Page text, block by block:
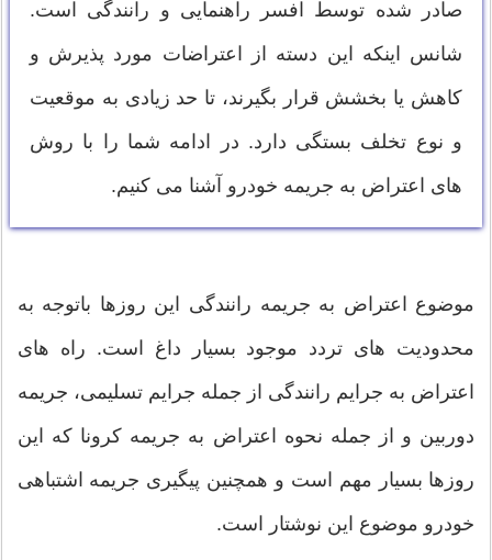
صادر شده توسط افسر راهنمایی و رانندگی است.
شانس اینکه این دسته از اعتراضات مورد پذیرش و
کاهش یا بخشش قرار بگیرند، تا حد زیادی به موقعیت
و نوع تخلف بستگی دارد. در ادامه شما را با روش
های اعتراض به جریمه خودرو آشنا می کنیم.
موضوع اعتراض به جریمه رانندگی این روزها باتوجه به
محدودیت های تردد موجود بسیار داغ است. راه های
اعتراض به جرایم رانندگی از جمله جرایم تسلیمی، جریمه
دوربین و از جمله نحوه اعتراض به جریمه کرونا که این
روزها بسیار مهم است و همچنین پیگیری جریمه اشتباهی
خودرو موضوع این نوشتار است.